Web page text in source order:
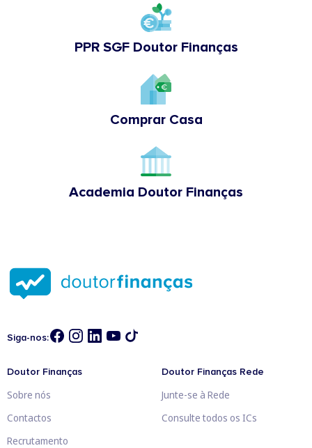
PPR SGF Doutor Finanças
Comprar Casa
Academia Doutor Finanças
Siga-nos:
Doutor Finanças
Sobre nós
Contactos
Recrutamento
Doutor Finanças Rede
Junte-se à Rede
Consulte todos os ICs